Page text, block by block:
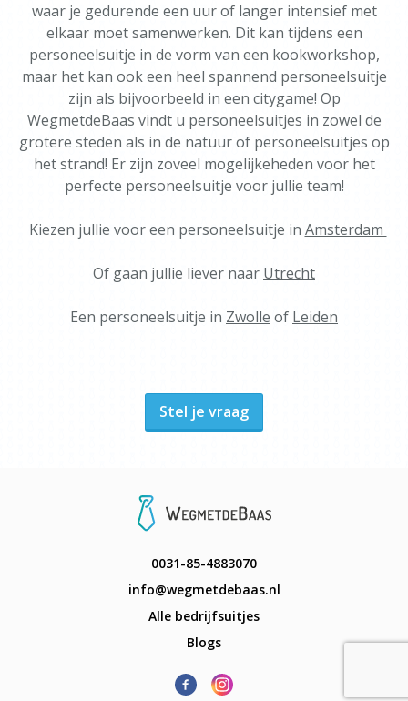
waar je gedurende een uur of langer intensief met
elkaar moet samenwerken. Dit kan tijdens een
personeelsuitje in de vorm van een kookworkshop,
maar het kan ook een heel spannend personeelsuitje
zijn als bijvoorbeeld in een citygame! Op
WegmetdeBaas vindt u personeelsuitjes in zowel de
grotere steden als in de natuur of personeelsuitjes op
het strand! Er zijn zoveel mogelijkeheden voor het
perfecte personeelsuitje voor jullie team!
Kiezen jullie voor een personeelsuitje in Amsterdam
Of gaan jullie liever naar Utrecht
Een personeelsuitje in Zwolle of Leiden
Stel je vraag
0031-85-4883070
info@wegmetdebaas.nl
Alle bedrijfsuitjes
Blogs